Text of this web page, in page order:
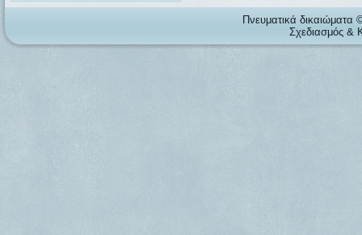
Πνευματικά
Σχεδιασμός &